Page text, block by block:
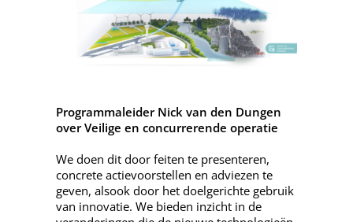
Programmaleider Nick van den Dungen
over Veilige en concurrerende operatie
We doen dit door feiten te presenteren,
concrete actievoorstellen en adviezen te
geven, alsook door het doelgerichte gebruik
van innovatie. We bieden inzicht in de